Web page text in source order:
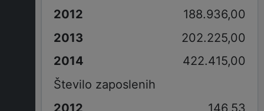
188.936,00
202.225,00
422.415,00
Število zaposlenih
146,53